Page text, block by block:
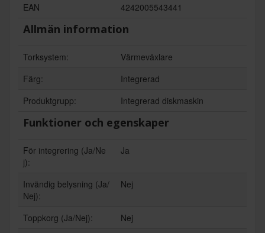
EAN 4242005543441
Allmän information
Torksystem:
Värmeväxlare
Färg:
Integrerad
Produktgrupp:
Integrerad diskmaskin
Funktioner och egenskaper
För integrering (Ja/Ne
j):
Ja
Invändig belysning (Ja/
Nej):
Nej
Toppkorg (Ja/Nej):
Nej